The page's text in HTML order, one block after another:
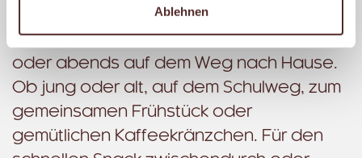
Ablehnen
Beratung. Ganz gleich, ob morgens auf
dem Weg zur Arbeit, mittags zur Pause
oder abends auf dem Weg nach Hause.
Ob jung oder alt, auf dem Schulweg, zum
gemeinsamen Frühstück oder
gemütlichen Kaffeekränzchen. Für den